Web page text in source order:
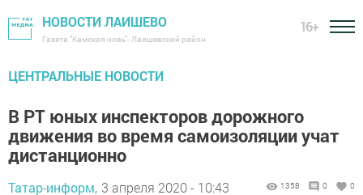
НОВОСТИ ЛАИШЕВО
Газета "Камская новь"- Лаишевский район
16+
ЦЕНТРАЛЬНЫЕ НОВОСТИ
В РТ юных инспекторов дорожного
движения во время самоизоляции учат
дистанционно
Татар-информ, 3 апреля 2020 - 10:43 1358 0 0